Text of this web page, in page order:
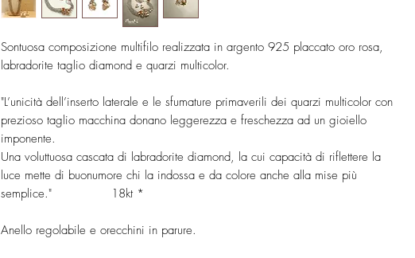
Sontuosa composizione multifilo realizzata in argento 925 placcato oro rosa,
labradorite taglio diamond e quarzi multicolor.
"L’unicità dell’inserto laterale e le sfumature primaverili dei quarzi multicolor con
prezioso taglio macchina donano leggerezza e freschezza ad un gioiello
imponente.
Una voluttuosa cascata di labradorite diamond, la cui capacità di riflettere la
luce mette di buonumore chi la indossa e da colore anche alla mise più
semplice." 18kt *
Anello regolabile e orecchini in parure.